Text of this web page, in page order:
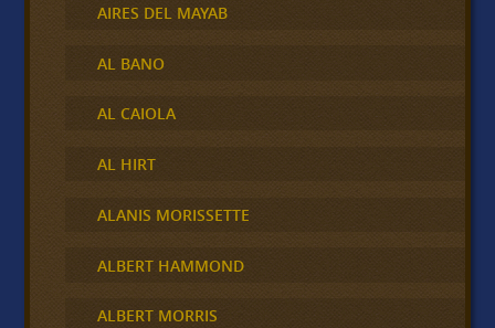
AIRES DEL MAYAB
AL BANO
AL CAIOLA
AL HIRT
ALANIS MORISSETTE
ALBERT HAMMOND
ALBERT MORRIS